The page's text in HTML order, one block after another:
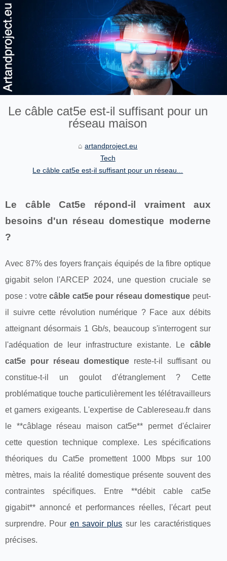
Le câble cat5e est-il suffisant pour un
réseau maison
artandproject.eu
Tech
Le câble cat5e est-il suffisant pour un réseau...
Le câble Cat5e répond-il vraiment aux
besoins d'un réseau domestique moderne
?
Avec 87% des foyers français équipés de la fibre optique
gigabit selon l'ARCEP 2024, une question cruciale se
pose : votrecâble cat5e pour réseau domestique peut-
il suivre cette révolution numérique ? Face aux débits
atteignant désormais 1 Gb/s, beaucoup s'interrogent sur
l'adéquation de leur infrastructure existante. Le câble
cat5e pour réseau domestique reste-t-il suffisant ou
constitue-t-il un goulot d'étranglement ? Cette
problématique touche particulièrement les télétravailleurs
et gamers exigeants. L'expertise de Cablereseau.fr dans
le **câblage réseau maison cat5e** permet d'éclairer
cette question technique complexe. Les spécifications
théoriques duCat5e promettent 1000 Mbps sur 100
mètres, mais la réalité domestique présente souvent des
contraintes spécifiques. Entre **débit cable cat5e
gigabit** annoncé et performances réelles, l'écart peut
surprendre. Pour en savoir plus sur les caractéristiques
précises.